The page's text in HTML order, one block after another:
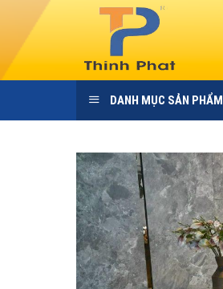
dung
DANH MỤC SẢN PHẨM